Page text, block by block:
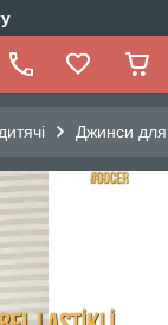
Джинси